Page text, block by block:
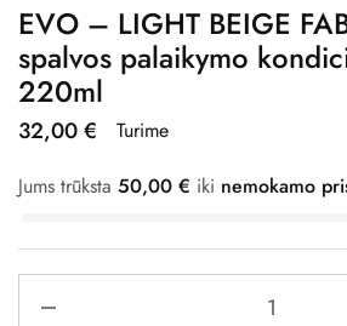
EVO – LIGHT BEIGE
spalvos palaikymo
220ml
32,00€
Turime
Jums trūksta 50,00 € iki nemokamo